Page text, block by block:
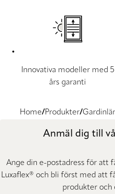
Innovativa modeller med 5
års garanti
Home Produkter
Anmäl dig till
Ange din e-postadress för att
Luxaflex® och bli först med att
produkter och